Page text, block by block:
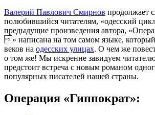
Валерий Павлович Смирнов продолжает
полюбившийся читателям, «одесский
предыдущие произведения автора,
» написана на том самом языке, который
веков на одесских улицах. О чем же
о том же! Мы искренне завидуем
предстоит встреча с новым романом
популярных писателей нашей страны.
Операция «Гиппократ»: